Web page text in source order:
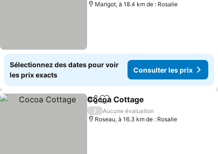
Marigot, à 18.4 km de : Rosalie
Sélectionnez des dates pour voir
les prix exacts
Consulter les prix
PartagerAjouter à mes favoris
Cocoa Cottage
/
Aucune évaluation
Roseau, à 16.3 km de : Rosalie